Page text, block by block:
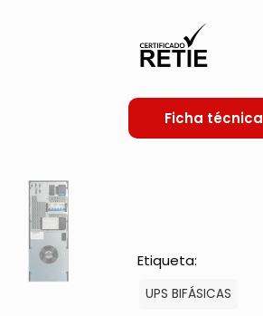
Ficha técnica
Etiqueta:
UPS BIFÁSICAS